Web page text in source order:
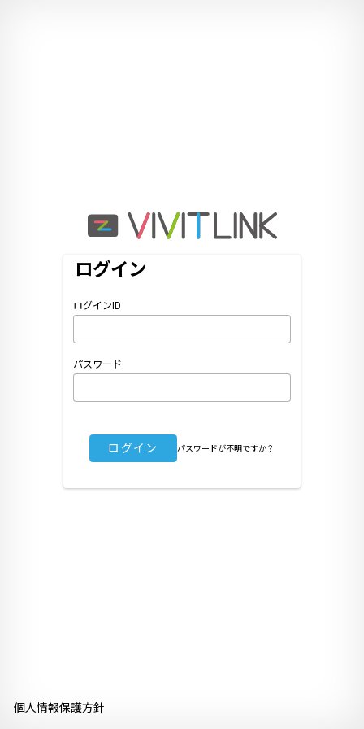
ログイン
ログインID
パスワード
ログイン パスワードが不明ですか？
個人情報保護方針